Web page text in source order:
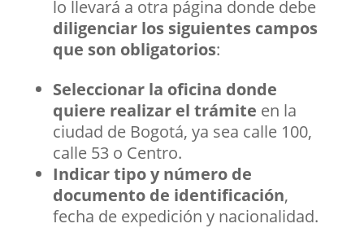
lo llevará a otra página donde debe
diligenciar los siguientes campos
que son obligatorios:
Seleccionar la oficina donde
quiere realizar el trámite en la
ciudad de Bogotá, ya sea calle 100,
calle 53 o Centro.
Indicar tipo y número de
documento de identificación,
fecha de expedición y nacionalidad.